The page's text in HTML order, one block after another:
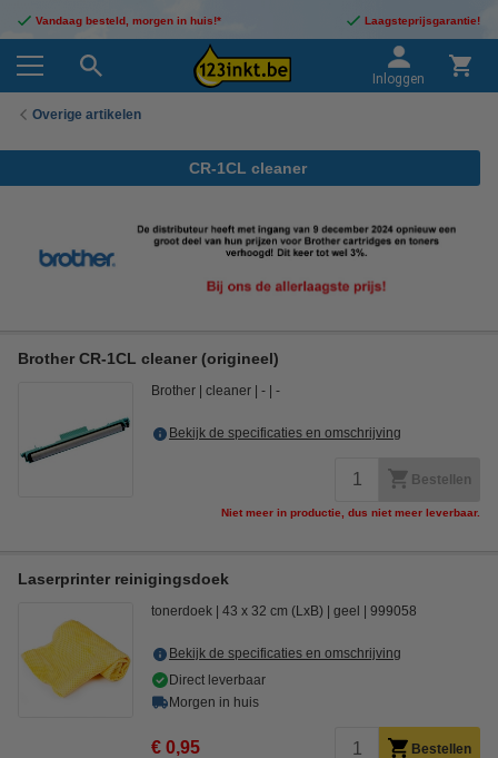
Vandaag besteld, morgen in huis!* Laagsteprijsgarantie!
Inloggen
Overige artikelen
CR-1CL cleaner
Brother CR-1CL cleaner (origineel)
Brother cleaner - -
Bekijk de specificaties en omschrijving
Bestellen
Niet meer in productie, dus niet meer leverbaar.
Laserprinter reinigingsdoek
tonerdoek 43 x 32 cm (LxB) geel 999058
Bekijk de specificaties en omschrijving
Direct leverbaar
Morgen in huis
€ 0,95 Bestellen